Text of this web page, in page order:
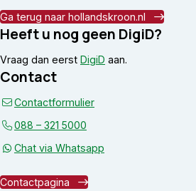
Ga terug naar hollandskroon.nl
Heeft u nog geen DigiD?
Vraag dan eerst DigiD aan.
Contact
Contactformulier
088 – 321 5000
Chat via Whatsapp
Contactpagina